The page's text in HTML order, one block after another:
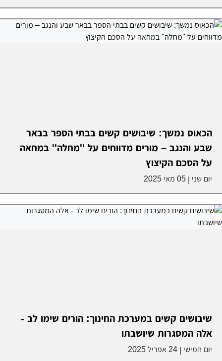
הכאוס נמשך: שיבושים קשים בבתי הספר בבאר
שבע והנגב – מורים מדווחים על ''מחלה'' במחאה
על הסכם הקיצוץ
יום שני 05 מאי 2025
שיבושים קשים במערכת החינוך: הורים שימו לב -
אלה המסגרות שיושבתו
יום חמישי 24 אפריל 2025